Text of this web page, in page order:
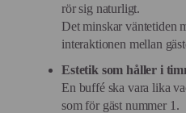
rör sig naturligt.
Det minskar väntetiden
interaktionen mellan
Estetik som håller i
En buffé ska vara lika
som för gäst nummer 1.